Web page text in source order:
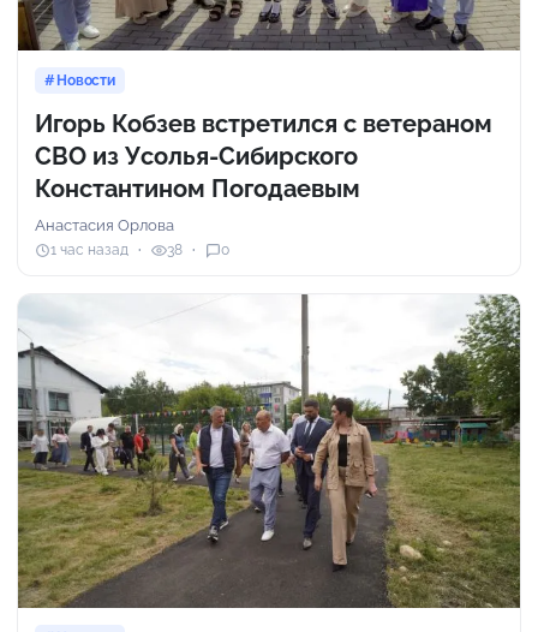
Новости
Игорь Кобзев встретился с ветераном
СВО из Усолья-Сибирского
Константином Погодаевым
Анастасия Орлова
1 час назад 38 0